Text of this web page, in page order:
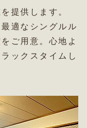
提供します。
適なシングルル
ご用意。心地よ
ックスタイムし